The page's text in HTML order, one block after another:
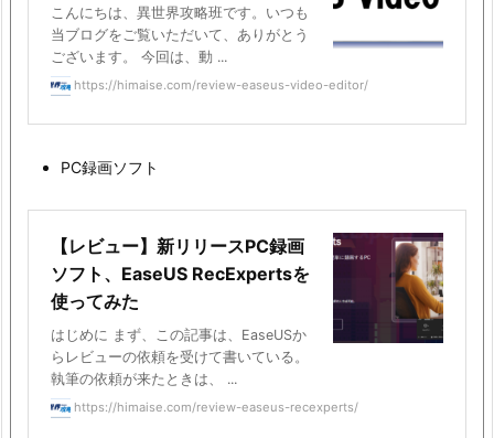
こんにちは、異世界攻略班です。いつも
当ブログをご覧いただいて、ありがとう
ございます。 今回は、動 ...
https://himaise.com/review-easeus-video-editor/
PC録画ソフト
【レビュー】新リリースPC録画
ソフト、EaseUS RecExpertsを
使ってみた
はじめに まず、この記事は、EaseUSか
らレビューの依頼を受けて書いている。
執筆の依頼が来たときは、 ...
https://himaise.com/review-easeus-recexperts/